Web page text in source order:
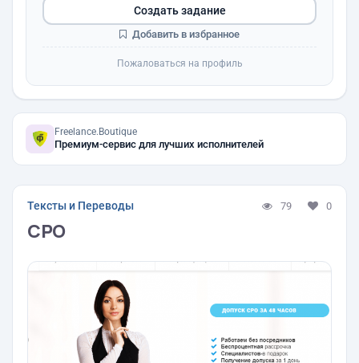
Создать задание
Добавить в избранное
Пожаловаться на профиль
Freelance.Boutique
Премиум-сервис для лучших исполнителей
Тексты и Переводы 79 0
СРО